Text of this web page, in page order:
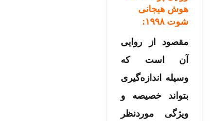
هوش هیجانی
شوت ۱۹۹۸:
مقصود از روایی
آن است که
وسیله اندازه‌گیری
بتواند خصیصه و
ویژگی موردنظر